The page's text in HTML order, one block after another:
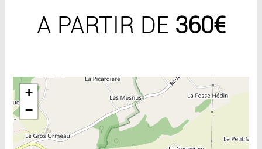
A PARTIR DE 360€
Include la carte
+
−